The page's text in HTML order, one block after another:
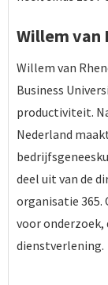
Willem van
Willem van
Business
productiviteit.
Nederland
deel uit van de
organisatie
voor onderzoek,
dienstverlening.